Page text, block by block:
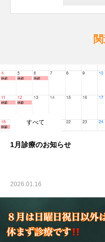
すべて
1月診療のお知らせ
2026.01.16